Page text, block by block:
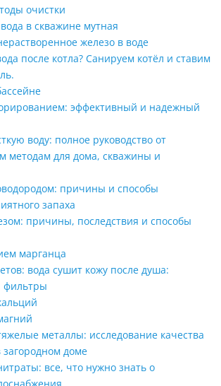
очистки
в скважине мутная
железо в воде
после котла? Санируем котёл и ставим
эффективный и надежный
воду: полное руководство от
методам для дома, скважины и
причины и способы
запаха
причины, последствия и способы
марганца
вода сушит кожу после душа:
фильтры
металлы: исследование качества
доме
все, что нужно знать о